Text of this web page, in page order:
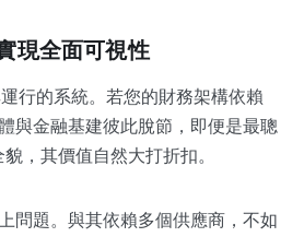
現全面可視性
行的系統。若您的財務架構依賴
與金融基建彼此脫節，即便是最聰
，其價值自然大打折扣。
問題。與其依賴多個供應商，不如